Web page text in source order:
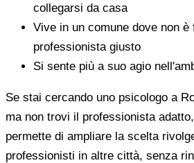
collegarsi da casa
Vive in un comune dove non
professionista giusto
Si sente più a suo agio
Se stai cercando uno psicologo a
ma non trovi il professionista
permette di ampliare la scelta
professionisti in altre città, senza